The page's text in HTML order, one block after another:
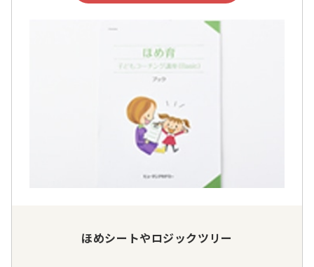
ほめシートやロジックツリー